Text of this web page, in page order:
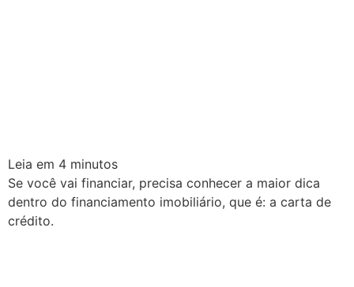
Leia em 4 minutos
Se você vai financiar, precisa conhecer a maior dica
dentro do financiamento imobiliário, que é: a carta de
crédito.